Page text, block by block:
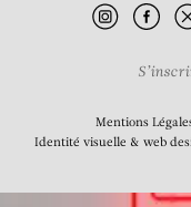
Mentions
Identité visuelle & web